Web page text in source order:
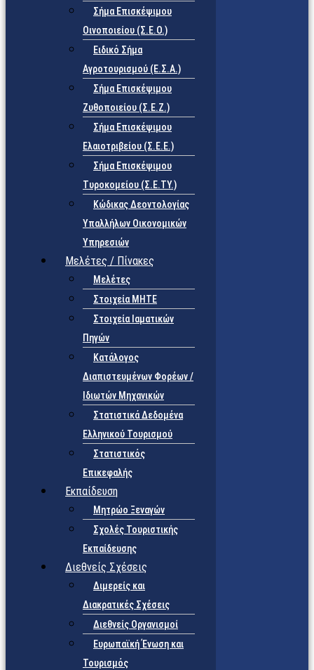
Σήμα Επισκέψιμου
Οινοποιείου (Σ.Ε.Ο.)
Ειδικό Σήμα
Αγροτουρισμού (Ε.Σ.Α.)
Σήμα Επισκέψιμου
Ζυθοποιείου (Σ.Ε.Ζ.)
Σήμα Επισκέψιμου
Ελαιοτριβείου (Σ.Ε.Ε.)
Σήμα Επισκέψιμου
Τυροκομείου (Σ.Ε.TY.)
Κώδικας Δεοντολογίας
Υπαλλήλων Οικονομικών
Υπηρεσιών
Μελέτες / Πίνακες
Μελέτες
Στοιχεία ΜΗΤΕ
Στοιχεία Ιαματικών
Πηγών
Κατάλογος
Διαπιστευμένων Φορέων /
Ιδιωτών Μηχανικών
Στατιστικά Δεδομένα
Ελληνικού Τουρισμού
Στατιστικός
Επικεφαλής
Εκπαίδευση
Μητρώο Ξεναγών
Σχολές Τουριστικής
Εκπαίδευσης
Διεθνείς Σχέσεις
Διμερείς και
Διακρατικές Σχέσεις
Διεθνείς Οργανισμοί
Ευρωπαϊκή Ένωση και
Τουρισμός